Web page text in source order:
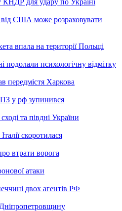
КНДР для удару по Україні
від США може розраховувати
впала на території Польщі
подолали психологічну відмітку
передмістя Харкова
у рф зупинився
та півдні України
скоротилася
втрати ворога
атаки
двох агентів РФ